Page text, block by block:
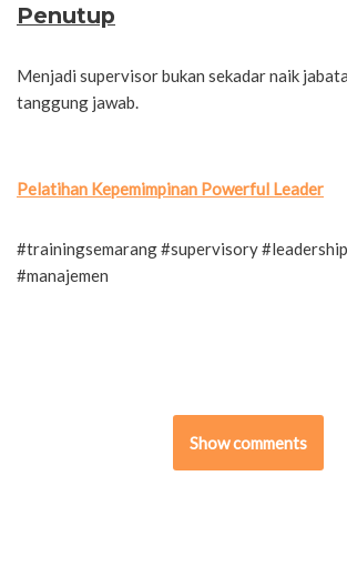
Penutup
Menjadi supervisor bukan sekadar naik
tanggung jawab.
Pelatihan Kepemimpinan Powerful Leader
#trainingsemarang #supervisory
#manajemen
Show comments